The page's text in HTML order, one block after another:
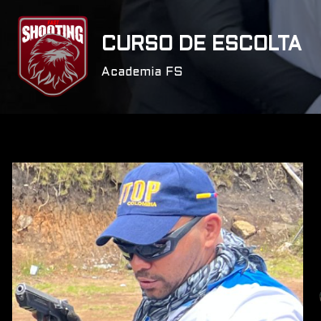
Saltar
contenido
CURSO DE ESCOLTA
Academia FS